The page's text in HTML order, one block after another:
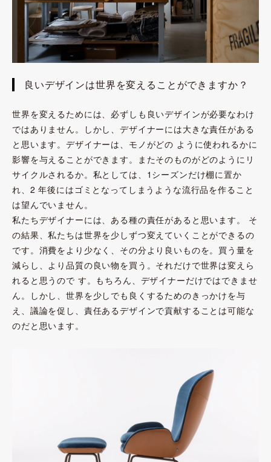
良いデザインは世界を変えることができますか？
世界を変えるためには、必ずしも良いデザインが必要なわけ
ではありません。しかし、デザイナーには大きな責任がある
と思います。デザイナーは、モノがどの ように使われるかに
影響を与えることができます。またそのものがどのようにリ
サイクルされるか。私としては、1シーズンだけ棚に置か
れ、2 年後にはゴミとなってしまうような流行品を作ること
は望んでいません。
私たちデザイナーには、ある種の責任があると思います。 そ
の結果、私たちは世界を少しずつ変えていくことができるの
です。消費をより少なく、その分より良いものを。買う量を
減らし、より品質の良い物を買う。それだけで世界は変えら
れると思うので す。もちろん、デザイナーだけではできませ
ん。しかし、世界を少しでも良くするためのきっかけを与
え、議論を促し、責任あるデザインで貢献することは可能な
のだと思います。